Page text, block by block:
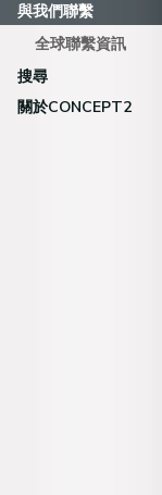
與我們聯繫
全球聯繫資訊
搜尋
關於CONCEPT2